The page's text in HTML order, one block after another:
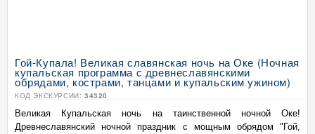
Гой-Купала! Великая славянская ночь на Оке (Ночная
купальская программа с древнеславянскими
обрядами, кострами, танцами и купальским ужином)
КОД ЭКСКУРСИИ: 34320
Великая Купальская ночь на таинственной ночной Оке!
Древнеславянский ночной праздник с мощным обрядом "Гой,